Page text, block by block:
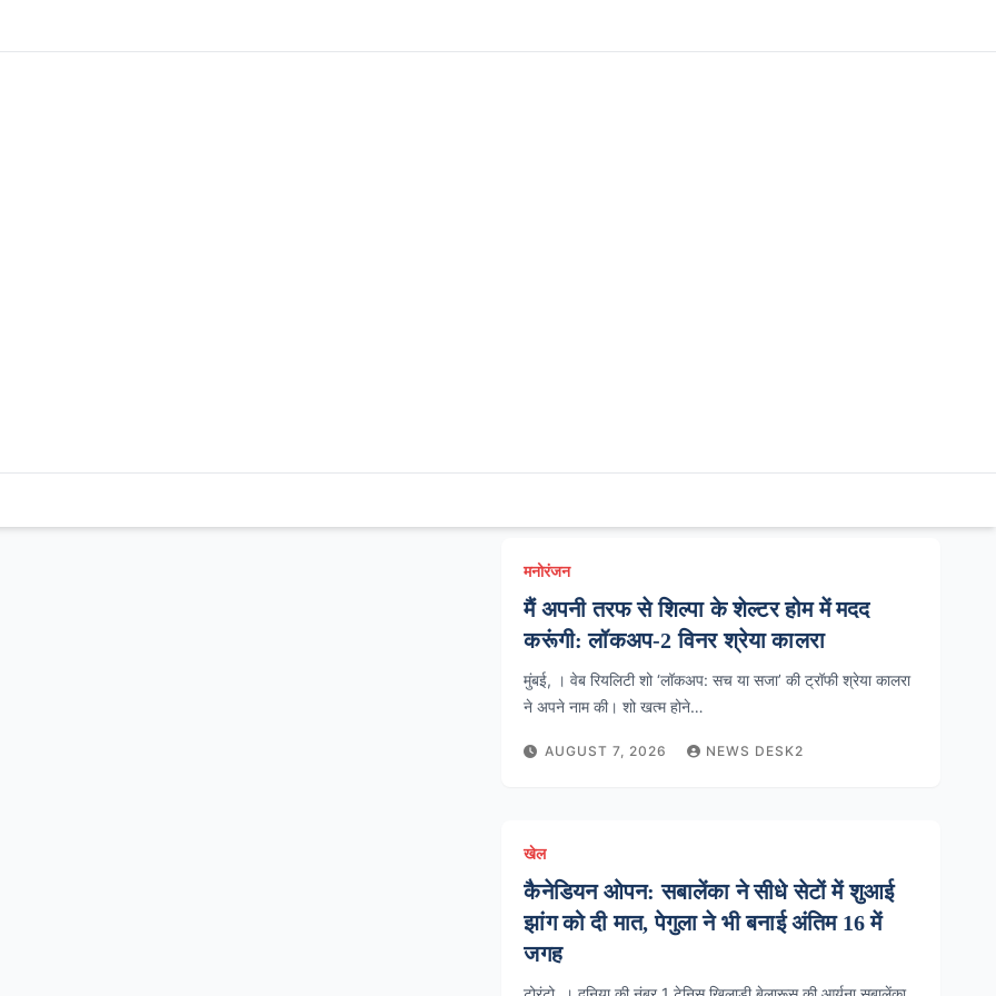
मनोरंजन
मैं अपनी तरफ से शिल्पा के शेल्टर होम में मदद
करूंगी: लॉकअप-2 विनर श्रेया कालरा
मुंबई, । वेब रियलिटी शो ‘लॉकअप: सच या सजा’ की ट्रॉफी श्रेया कालरा
ने अपने नाम की। शो खत्म होने…
AUGUST 7, 2026 NEWS DESK2
खेल
कैनेडियन ओपन: सबालेंका ने सीधे सेटों में शुआई
झांग को दी मात, पेगुला ने भी बनाई अंतिम 16 में
जगह